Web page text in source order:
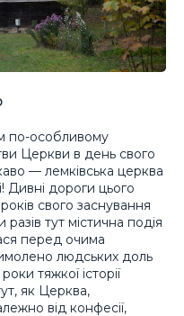
по-особливому
Церкви в день свого
— лемківська церква
Дивні дороги цього
свого заснування
тут містична подія
перед очима
людських доль
тяжкої історії
як Церква,
від конфесії,